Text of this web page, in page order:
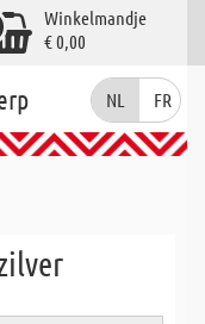
Winkelmandje
€ 0,00
NL FR